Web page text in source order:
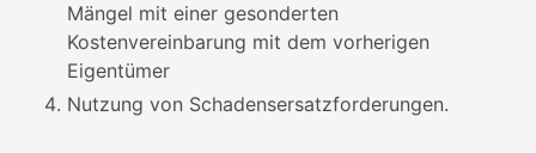
Mängel mit einer gesonderten
Kostenvereinbarung mit dem vorherigen
Eigentümer
Nutzung von Schadensersatzforderungen.